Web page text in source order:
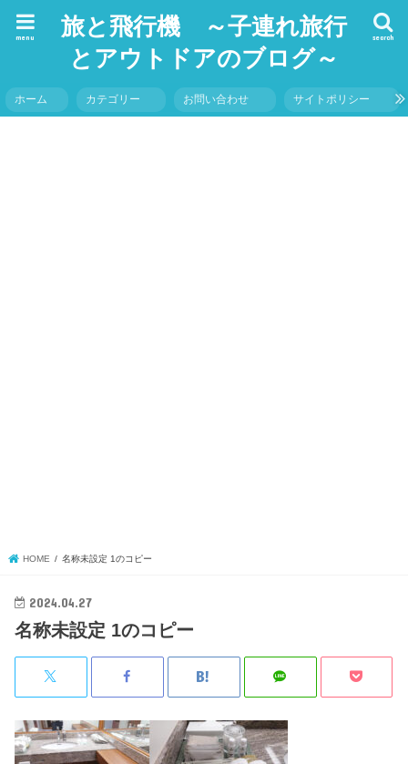
旅と飛行機 ～子連れ旅行
とアウトドアのブログ～
search
menu
ホーム カテゴリー お問い合わせ サイトポリシー
HOME 名称未設定 1のコピー
2024.04.27
名称未設定 1のコピー